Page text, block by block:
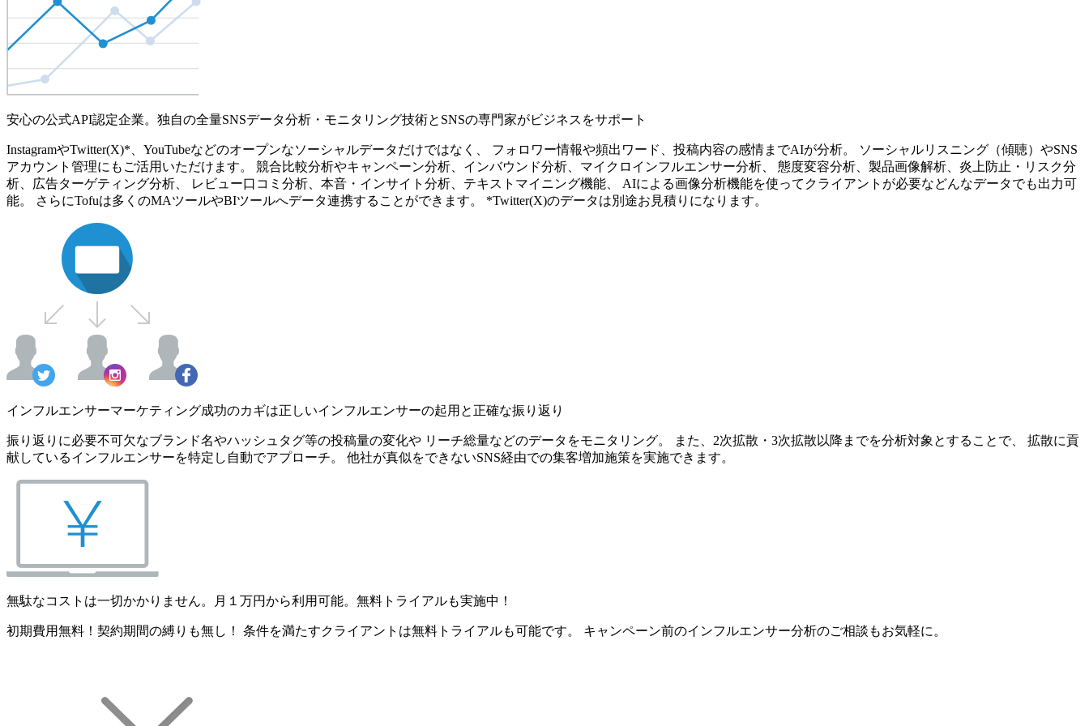
安心の公式API認定企業。独自の全量SNSデータ分析・モニタリング技術とSNSの専門家がビジネスをサポート
InstagramやTwitter(X)*、YouTubeなどのオープンなソーシャルデータだけではなく、 フォロワー情報や頻出ワード、投稿内容の感情までAIが分析。 ソーシャルリスニング（傾聴）やSNS
アカウント管理にもご活用いただけます。 競合比較分析やキャンペーン分析、インバウンド分析、マイクロインフルエンサー分析、 態度変容分析、製品画像解析、炎上防止・リスク分
析、広告ターゲティング分析、 レビュー口コミ分析、本音・インサイト分析、テキストマイニング機能、 AIによる画像分析機能を使ってクライアントが必要などんなデータでも出力可
能。 さらにTofuは多くのMAツールやBIツールへデータ連携することができます。 *Twitter(X)のデータは別途お見積りになります。
インフルエンサーマーケティング成功のカギは正しいインフルエンサーの起用と正確な振り返り
振り返りに必要不可欠なブランド名やハッシュタグ等の投稿量の変化や リーチ総量などのデータをモニタリング。 また、2次拡散・3次拡散以降までを分析対象とすることで、 拡散に貢
献しているインフルエンサーを特定し自動でアプローチ。 他社が真似をできないSNS経由での集客増加施策を実施できます。
無駄なコストは一切かかりません。月１万円から利用可能。無料トライアルも実施中！
初期費用無料！契約期間の縛りも無し！ 条件を満たすクライアントは無料トライアルも可能です。 キャンペーン前のインフルエンサー分析のご相談もお気軽に。